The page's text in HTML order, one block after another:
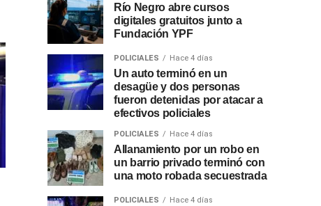
Río Negro abre cursos
digitales gratuitos junto a
Fundación YPF
POLICIALES Hace 4 días
Un auto terminó en un
desagüe y dos personas
fueron detenidas por atacar a
efectivos policiales
POLICIALES Hace 4 días
Allanamiento por un robo en
un barrio privado terminó con
una moto robada secuestrada
POLICIALES Hace 4 días